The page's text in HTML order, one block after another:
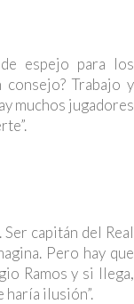
espejo para los
consejo? Trabajo y
muchos jugadores
capitán del Real
Pero hay que
Ramos y si llega,
haría ilusión”.